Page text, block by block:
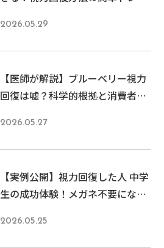
る秘訣
2026.05.29
【医師が解説】ブルーベリー視力
回復は嘘？科学的根拠と消費者庁
2026.05.27
【実例公開】視力回復した人 中学
生の成功体験！メガネ不要になっ
2026.05.25